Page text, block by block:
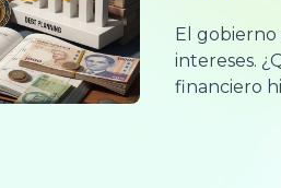
El gobierno
intereses.
financiero